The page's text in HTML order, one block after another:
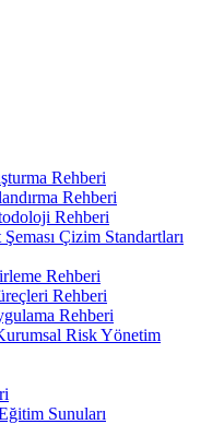
Rehberi
Rehberi
Rehberi
Çizim Standartları
Rehberi
Rehberi
Rehberi
Risk Yönetim
Sunuları